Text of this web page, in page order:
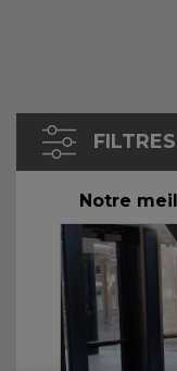
FILTRES
Notre